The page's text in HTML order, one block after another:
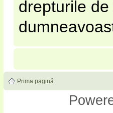
drepturile
Prima pagină